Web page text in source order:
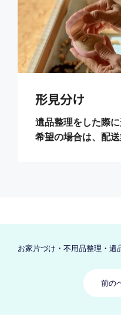
形見分け
遺品整理をした際
希望の場合は、配
お家片づけ・不用品整理・遺
前の